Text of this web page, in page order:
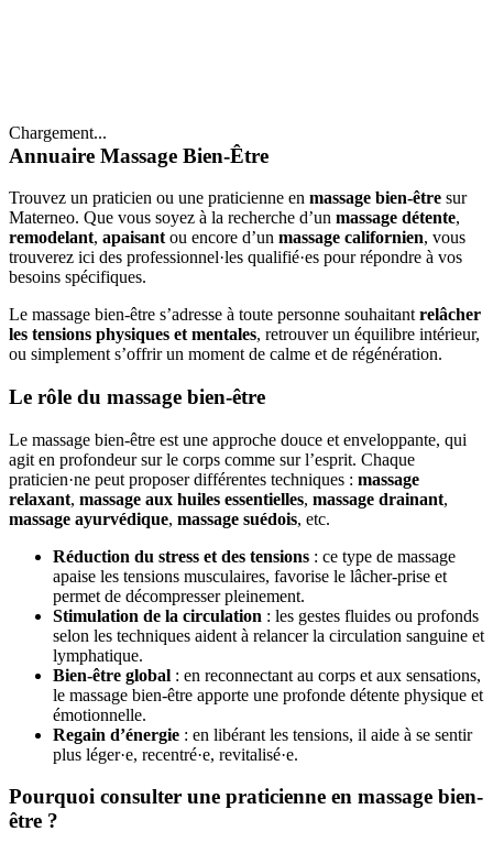
Chargement...
Annuaire Massage Bien-Être
Trouvez un praticien ou une praticienne en massage bien-être sur
Materneo. Que vous soyez à la recherche d’un massage détente,
remodelant, apaisant ou encore d’un massage californien, vous
trouverez ici des professionnel·les qualifié·es pour répondre à vos
besoins spécifiques.
Le massage bien-être s’adresse à toute personne souhaitant relâcher
les tensions physiques et mentales, retrouver un équilibre intérieur,
ou simplement s’offrir un moment de calme et de régénération.
Le rôle du massage bien-être
Le massage bien-être est une approche douce et enveloppante, qui
agit en profondeur sur le corps comme sur l’esprit. Chaque
praticien·ne peut proposer différentes techniques : massage
relaxant, massage aux huiles essentielles, massage drainant,
massage ayurvédique, massage suédois, etc.
Réduction du stress et des tensions : ce type de massage
apaise les tensions musculaires, favorise le lâcher-prise et
permet de décompresser pleinement.
Stimulation de la circulation : les gestes fluides ou profonds
selon les techniques aident à relancer la circulation sanguine et
lymphatique.
Bien-être global : en reconnectant au corps et aux sensations,
le massage bien-être apporte une profonde détente physique et
émotionnelle.
Regain d’énergie : en libérant les tensions, il aide à se sentir
plus léger·e, recentré·e, revitalisé·e.
Pourquoi consulter une praticienne en massage bien-
être ?